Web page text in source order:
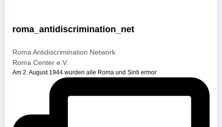
roma_antidiscrimination_net
Roma Antidiscrimination Network
Roma Center e.V.
Am 2. August 1944 wurden alle Roma und Sinti ermor